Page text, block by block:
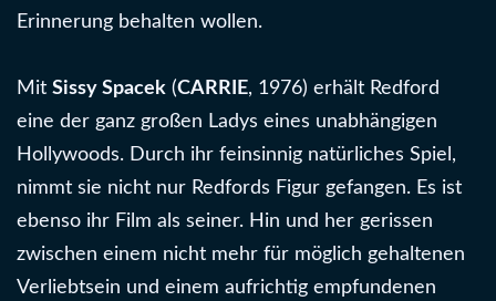
Erinnerung behalten wollen.
Mit Sissy Spacek (CARRIE, 1976) erhält Redford
eine der ganz großen Ladys eines unabhängigen
Hollywoods. Durch ihr feinsinnig natürliches Spiel,
nimmt sie nicht nur Redfords Figur gefangen. Es ist
ebenso ihr Film als seiner. Hin und her gerissen
zwischen einem nicht mehr für möglich gehaltenen
Verliebtsein und einem aufrichtig empfundenen